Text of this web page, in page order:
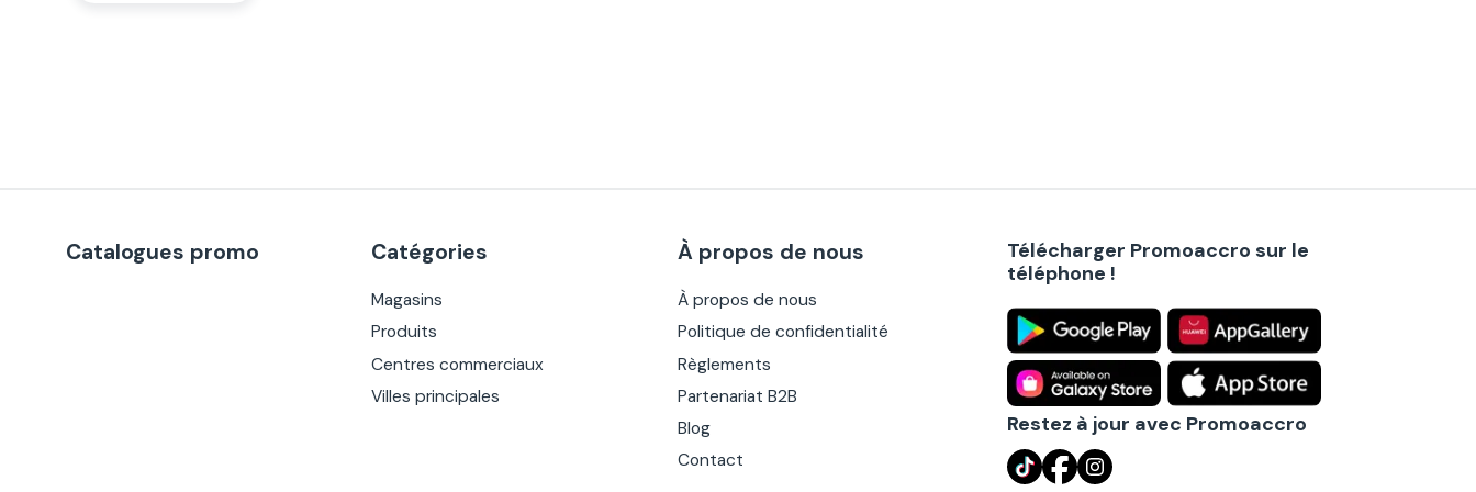
Catalogues promo Catégories
Magasins
Produits
Centres commerciaux
Villes principales
À propos de nous
À propos de nous
Politique de confidentialité
Règlements
Partenariat B2B
Blog
Contact
Télécharger Promoaccro sur le
téléphone !
Restez à jour avec Promoaccro